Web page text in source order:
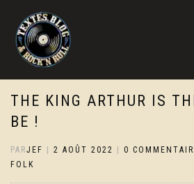
THE KING ARTHUR IS
BE !
PARJEF 2 AOÛT 2022 0
FOLK